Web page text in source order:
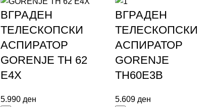
ВГРАДЕН
ТЕЛЕСКОПСКИ
АСПИРАТОР
GORENJE TH 62
E4X
5.990 ден
ВГРАДЕН
ТЕЛЕСКОПСКИ
АСПИРАТОР
GORENJE
TH60Е3B
5.609 ден